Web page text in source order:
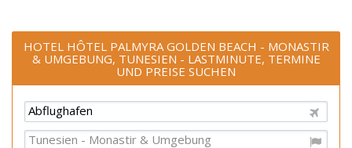
HOTEL HÔTEL PALMYRA GOLDEN BEACH - MONASTIR
& UMGEBUNG, TUNESIEN - LASTMINUTE, TERMINE
UND PREISE SUCHEN